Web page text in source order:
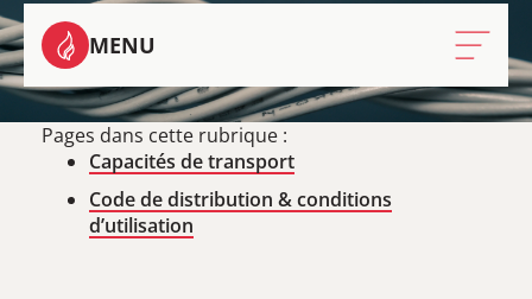
MENU
Pages dans cette rubrique :
Capacités de transport
Code de distribution & conditions
d’utilisation